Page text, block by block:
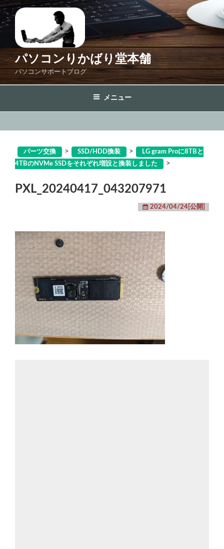
コ
ン
テ
ス
プ
パソコンりかばり堂本舗
パソコンサポートブログ
メニュー
パーツ交換 > SSD/HDD換装 >
LG gram Proに8TBと
4TBのNVMe SSDをそれぞれ増設と換装しました
>
PXL_20240417_043207971
2024/04/24[公開]